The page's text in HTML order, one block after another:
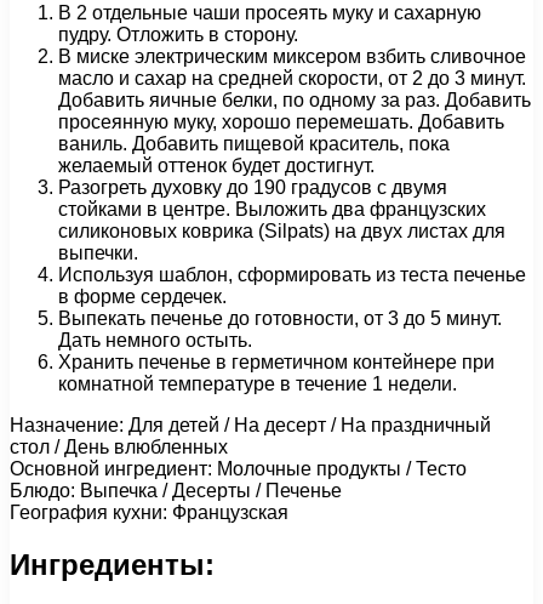
В 2 отдельные чаши просеять муку и сахарную
пудру. Отложить в сторону.
В миске электрическим миксером взбить сливочное
масло и сахар на средней скорости, от 2 до 3 минут.
Добавить яичные белки, по одному за раз. Добавить
просеянную муку, хорошо перемешать. Добавить
ваниль. Добавить пищевой краситель, пока
желаемый оттенок будет достигнут.
Разогреть духовку до 190 градусов с двумя
стойками в центре. Выложить два французских
силиконовых коврика (Silpats) на двух листах для
выпечки.
Используя шаблон, сформировать из теста печенье
в форме сердечек.
Выпекать печенье до готовности, от 3 до 5 минут.
Дать немного остыть.
Хранить печенье в герметичном контейнере при
комнатной температуре в течение 1 недели.
Назначение: Для детей / На десерт / На праздничный
стол / День влюбленных
Основной ингредиент: Молочные продукты / Тесто
Блюдо: Выпечка / Десерты / Печенье
География кухни: Французская
Ингредиенты: